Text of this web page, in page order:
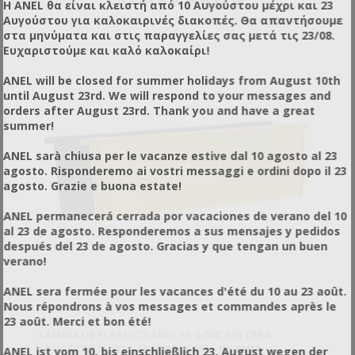
LANGSTROTH/TH - HOFFMAN CELL D5.6MM
Η ANEL θα είναι κλειστή από 10 Αυγούστου μέχρι και 23
Αυγούστου για καλοκαιρινές διακοπές. Θα απαντήσουμε
στα μηνύματα και στις παραγγελίες σας μετά τις 23/08.
Ευχαριστούμε και καλό καλοκαίρι!
ANEL will be closed for summer holidays from August 10th
until August 23rd. We will respond to your messages and
orders after August 23rd. Thank you and have a great
summer!
ANEL sarà chiusa per le vacanze estive dal 10 agosto al 23
agosto. Risponderemo ai vostri messaggi e ordini dopo il 23
agosto. Grazie e buona estate!
ANEL permanecerá cerrada por vacaciones de verano del 10
al 23 de agosto. Responderemos a sus mensajes y pedidos
después del 23 de agosto. Gracias y que tengan un buen
verano!
ANEL sera fermée pour les vacances d'été du 10 au 23 août.
Nous répondrons à vos messages et commandes après le
23 août. Merci et bon été!
ANEL ist vom 10. bis einschließlich 23. August wegen der